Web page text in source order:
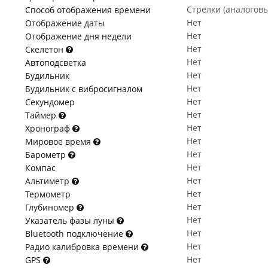
Способ отображения времени
Стрелки
Отображение даты
Нет
Отображение дня недели
Нет
Скелетон
Нет
Автоподсветка
Нет
Будильник
Нет
Будильник с вибросигналом
Нет
Секундомер
Нет
Таймер
Нет
Хронограф
Нет
Мировое время
Нет
Барометр
Нет
Компас
Нет
Альтиметр
Нет
Термометр
Нет
Глубиномер
Нет
Указатель фазы луны
Нет
Bluetooth подключение
Нет
Радио калибровка времени
Нет
GPS
Нет